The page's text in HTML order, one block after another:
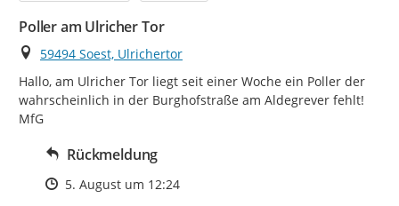
Poller am Ulricher Tor
Ort
59494 Soest, Ulrichertor
Hallo, am Ulricher Tor liegt seit einer Woche ein Poller der
wahrscheinlich in der Burghofstraße am Aldegrever fehlt!
MfG
Rückmeldung
Zeitpunkt des Erstellens
5. August um 12:24